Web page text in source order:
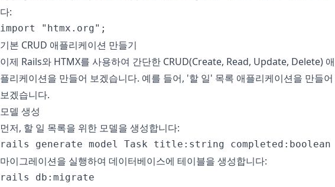
다:
import "htmx.org";
기본 CRUD 애플리케이션 만들기
이제 Rails와 HTMX를 사용하여 간단한 CRUD(Create, Read, Update, Delete) 애
플리케이션을 만들어 보겠습니다. 예를 들어, '할 일' 목록 애플리케이션을 만들어
보겠습니다.
모델 생성
먼저, 할 일 목록을 위한 모델을 생성합니다:
rails generate model Task title:string completed:boolean
마이그레이션을 실행하여 데이터베이스에 테이블을 생성합니다:
rails db:migrate